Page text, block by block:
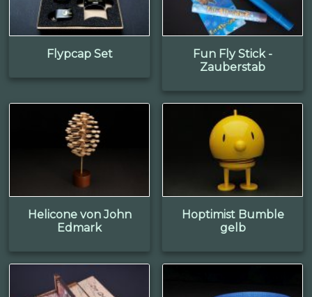
Flypcap Set
Fun Fly Stick -
Zauberstab
Helicone von John
Edmark
Hoptimist Bumble
gelb